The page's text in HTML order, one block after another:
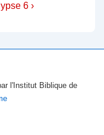
6 ›
l'Institut Biblique de